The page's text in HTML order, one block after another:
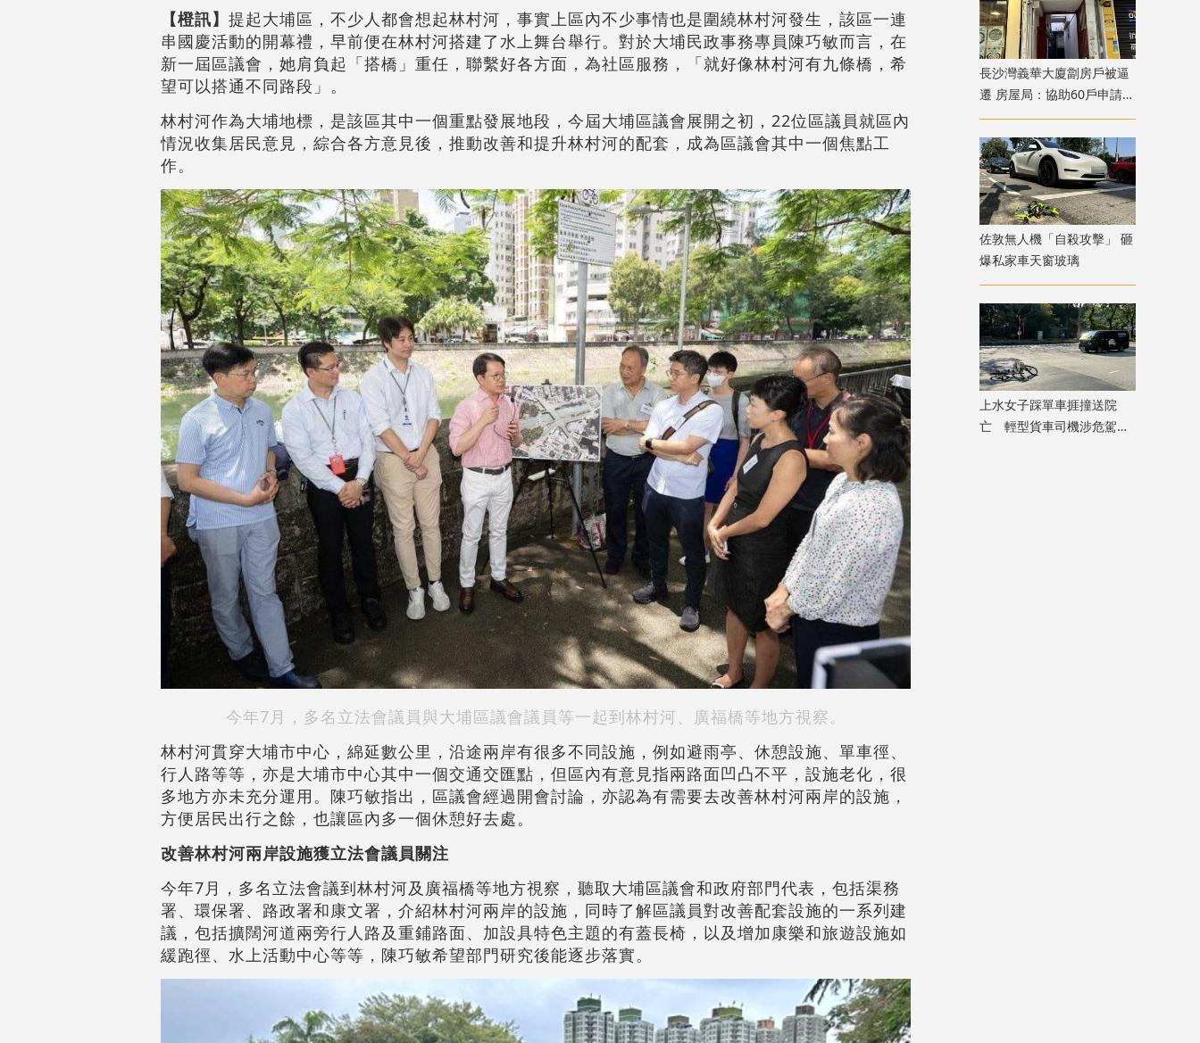
【橙訊】 提起大埔區，不少人都會想起林村河，事實上區內不少事情也是圍繞林村河發生，該區一連
串國慶活動的開幕禮，早前便在林村河搭建了水上舞台舉行。對於大埔民政事務專員陳巧敏而言，在
新一屆區議會，她肩負起「搭橋」重任，聯繫好各方面，為社區服務，「就好像林村河有九條橋，希
望可以搭通不同路段」。
林村河作為大埔地標，是該區其中一個重點發展地段，今屆大埔區議會展開之初，22位區議員就區內
情況收集居民意見，綜合各方意見後，推動改善和提升林村河的配套，成為區議會其中一個焦點工
作。
今年7月，多名立法會議員與大埔區議會議員等一起到林村河、廣福橋等地方視察。
林村河貫穿大埔市中心，綿延數公里，沿途兩岸有很多不同設施，例如避雨亭、休憩設施、單車徑、
行人路等等，亦是大埔市中心其中一個交通交匯點，但區內有意見指兩路面凹凸不平，設施老化，很
多地方亦未充分運用。陳巧敏指出，區議會經過開會討論，亦認為有需要去改善林村河兩岸的設施，
方便居民出行之餘，也讓區內多一個休憩好去處。
改善林村河兩岸設施獲立法會議員關注
今年7月，多名立法會議到林村河及廣福橋等地方視察，聽取大埔區議會和政府部門代表，包括渠務
署、環保署、路政署和康文署，介紹林村河兩岸的設施，同時了解區議員對改善配套設施的一系列建
議，包括擴闊河道兩旁行人路及重鋪路面、加設具特色主題的有蓋長椅，以及增加康樂和旅遊設施如
緩跑徑、水上活動中心等等，陳巧敏希望部門研究後能逐步落實。
長沙灣義華大廈劏房戶被逼
遷 房屋局：協助60戶申請過
渡屋
佐敦無人機「自殺攻擊」 砸
爆私家車天窗玻璃
上水女子踩單車捱撞送院
亡 輕型貨車司機涉危駕致